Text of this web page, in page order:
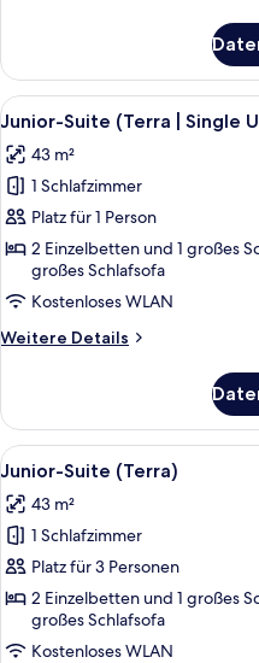
Zimmer,
Meerblick
(Superior)
Alle
Fotos
für
Junior-
Suite
(Terra
Single
Use)
5
Junior-Suite (Terra | Single
43 m²
1 Schlafzimmer
Platz für 1 Person
2 Einzelbetten und 1 großes
großes Schlafsofa
Kostenloses WLAN
Weitere Details
Weitere
Suite
(Terra
|
Use)
Alle
Fotos
für
Junior-
Suite
(Terra)
anzeigen
5
Junior-Suite (Terra)
43 m²
1 Schlafzimmer
Platz für 3 Personen
2 Einzelbetten und 1 großes
großes Schlafsofa
Kostenloses WLAN